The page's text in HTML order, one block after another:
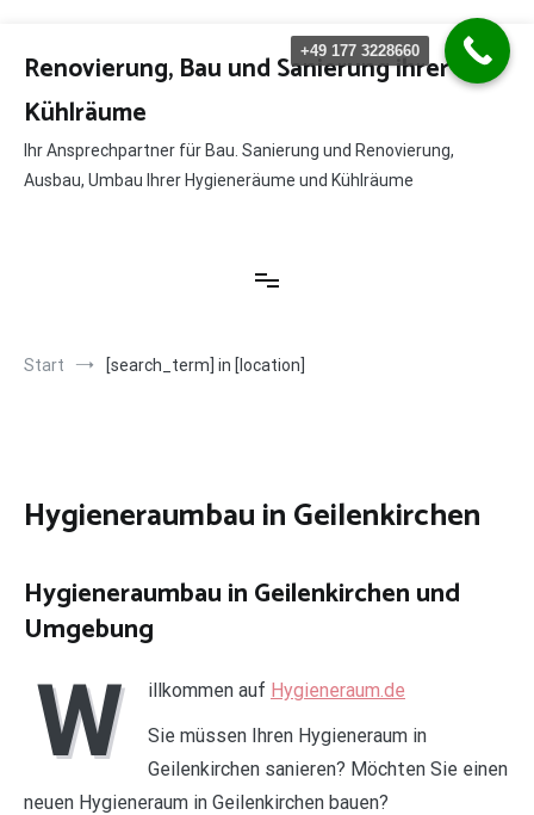
Inhalt
springen
Renovierung, Bau und Sanierung ihrer
Kühlräume
Ihr Ansprechpartner für Bau. Sanierung und Renovierung,
Ausbau, Umbau Ihrer Hygieneräume und Kühlräume
Start [search_term] in [location]
Hygieneraumbau in Geilenkirchen
Hygieneraumbau in Geilenkirchen und
Umgebung
W illkommen auf Hygieneraum.de
Sie müssen Ihren Hygieneraum in
Geilenkirchen sanieren? Möchten Sie einen
neuen Hygieneraum in Geilenkirchen bauen?
+49 177 3228660